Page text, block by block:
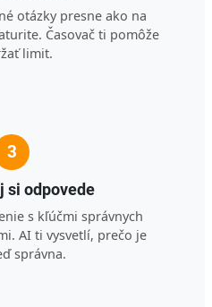
otázky presne ako na
Časovač ti pomôže
limit.
3
si odpovede
s kľúčmi správnych
AI ti vysvetlí, prečo je
správna.